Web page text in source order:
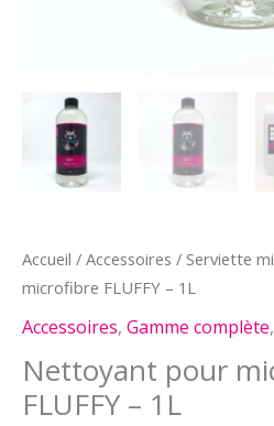
Accueil / Accessoires / Serviette
microfibre FLUFFY – 1L
Accessoires, Gamme complète,
Nettoyant pour
FLUFFY – 1L